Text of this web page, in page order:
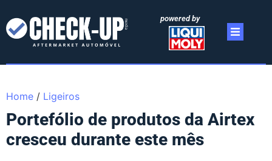
powered by
Home / Ligeiros
Portefólio de produtos da Airtex
cresceu durante este mês